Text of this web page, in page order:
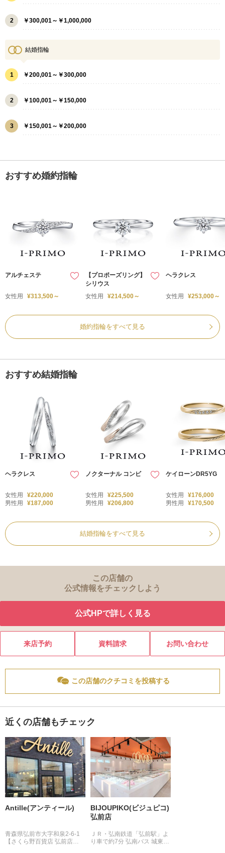
2 ￥300,001～￥1,000,000
結婚指輪
1 ￥200,001～￥300,000
2 ￥100,001～￥150,000
3 ￥150,001～￥200,000
おすすめ婚約指輪
アルチェステ
女性用 ¥313,500～
【プロポーズリング】
シリウス
女性用
¥214,500～
ヘラクレス
女性用 ¥253,000～
婚約指輪をすべて見る
おすすめ結婚指輪
ヘラクレス
女性用
¥220,000
男性用
¥187,000
ノクターナル コンビ
女性用
¥225,500
男性用
¥206,800
ケイローンDR5YG
女性用
¥176,000
男性用
¥170,500
結婚指輪をすべて見る
この店舗の
公式情報をチェックしよう
公式HPで詳しく見る
来店予約 資料請求 お問い合わせ
この店舗のクチコミを投稿する
近くの店舗もチェック
Antille(アンティール)
青森県弘前市大字和泉2-6-1
【さくら野百貨店 弘前店…
BIJOUPIKO(ビジュピコ)
弘前店
ＪＲ・弘南鉄道「弘前駅」よ
り車で約7分 弘南バス 城東…